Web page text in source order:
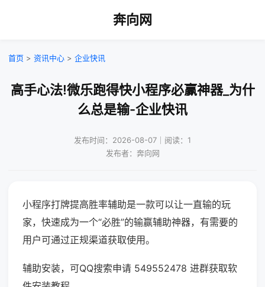
奔向网
首页 > 资讯中心 > 企业快讯
高手心法!微乐跑得快小程序必赢神器_为什
么总是输-企业快讯
发布时间：2026-08-07｜阅读：1
发布者：奔向网
小程序打牌提高胜率辅助是一款可以让一直输的玩
家，快速成为一个“必胜”的输赢辅助神器，有需要的
用户可通过正规渠道获取使用。
辅助安装，可QQ搜索申请 549552478 进群获取软